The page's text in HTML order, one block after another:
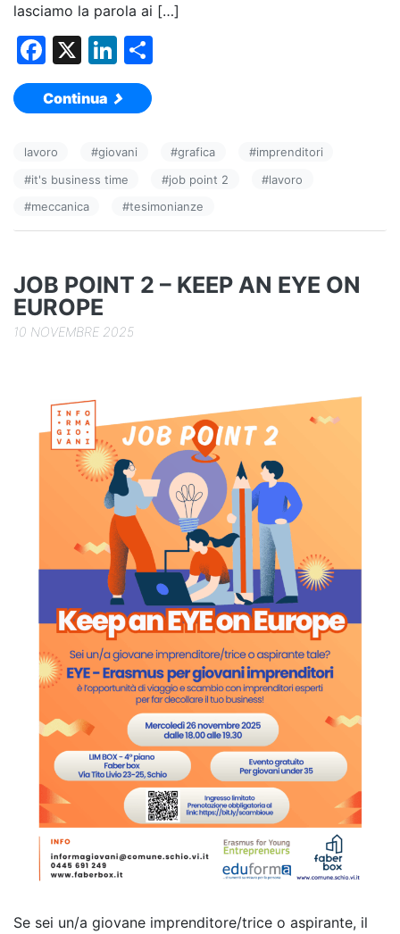
lasciamo la parola ai […]
F
a
c
b
o
o
X
Li
n
k
dI
n
vi
di
Continua
lavoro #giovani #grafica #imprenditori
#it's business time #job point 2 #lavoro
#meccanica #tesimonianze
JOB POINT 2 – KEEP AN EYE ON
EUROPE
10 NOVEMBRE 2025
Se sei un/a giovane imprenditore/trice o aspirante, il